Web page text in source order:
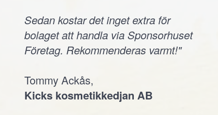
Sedan kostar det inget extra för
bolaget att handla via Sponsorhuset
Företag. Rekommenderas varmt!"
Tommy Ackås,
Kicks kosmetikkedjan AB